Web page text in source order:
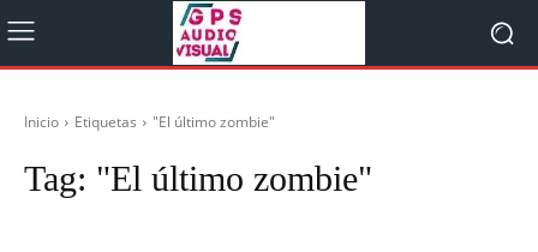
Inicio Etiquetas "El último zombie"
Tag: "El último zombie"